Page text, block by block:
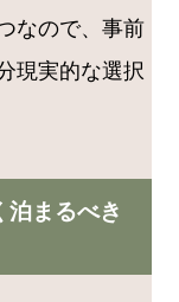
なので、事前
現実的な選択
泊まるべき